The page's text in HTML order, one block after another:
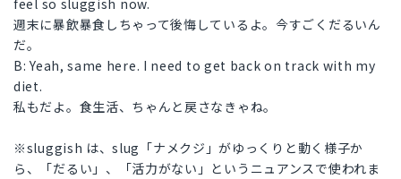
feel so sluggish now.
週末に暴飲暴食しちゃって後悔しているよ。今すごくだるいん
だ。
B: Yeah, same here. I need to get back on track with my
diet.
私もだよ。食生活、ちゃんと戻さなきゃね。
※sluggish は、slug「ナメクジ」がゆっくりと動く様子か
ら、「だるい」、「活力がない」というニュアンスで使われま